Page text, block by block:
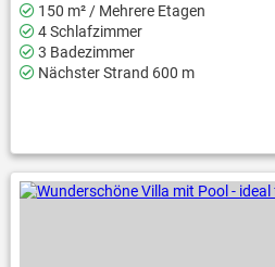
150 m² / Mehrere Etagen
4 Schlafzimmer
3 Badezimmer
Nächster Strand 600 m